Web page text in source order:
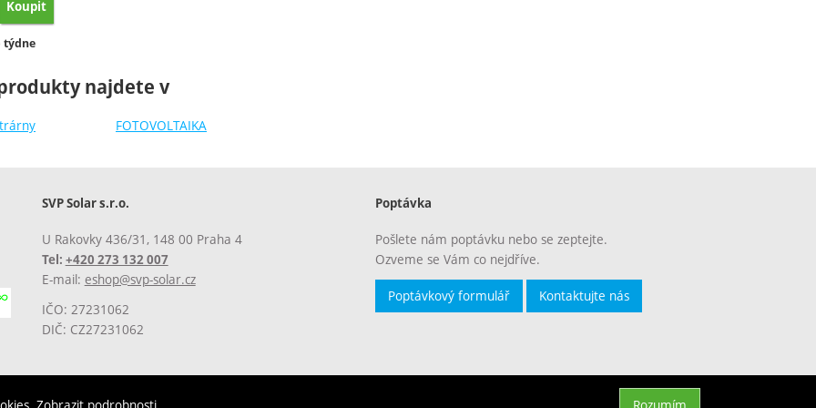
Koupit
týdne
najdete v
FOTOVOLTAIKA
SVP Solar s.r.o.
U Rakovky 436/31, 148 00 Praha 4
Tel: +420 273 132 007
E-mail: eshop@svp-solar.cz
IČO: 27231062
DIČ: CZ27231062
Poptávka
Pošlete nám poptávku nebo se zeptejte.
Ozveme se Vám co nejdříve.
Poptávkový formulář Kontaktujte nás